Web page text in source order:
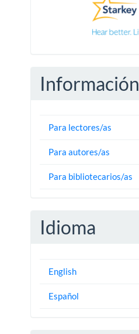
Información
Para lectores/as
Para autores/as
Para bibliotecarios/as
Idioma
English
Español